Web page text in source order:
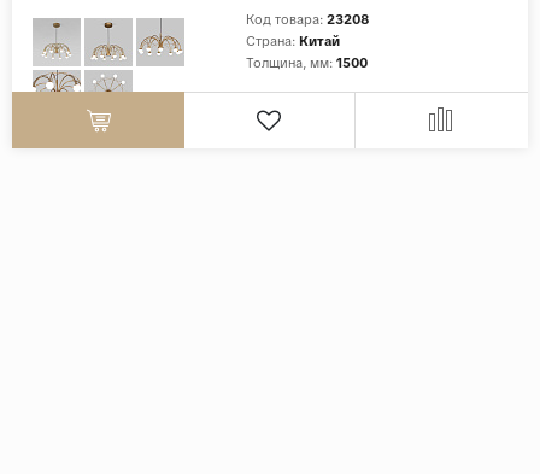
Код товара: 23208
Страна: Китай
Толщина, мм: 1500